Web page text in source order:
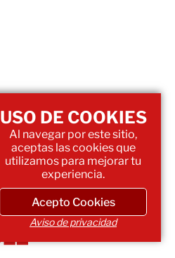
USO DE COOKIES
Al navegar por este sitio,
aceptas las cookies que
utilizamos para mejorar tu
experiencia.
Acepto Cookies
Aviso de privacidad